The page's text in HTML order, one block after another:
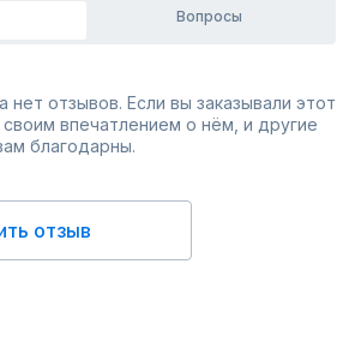
Вопросы
нет отзывов. Если вы заказывали этот
впечатлением о нём, и другие
благодарны.
отзыв